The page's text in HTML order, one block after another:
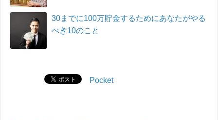
30までに100万貯金するためにあなたがやる
べき10のこと
Pocket